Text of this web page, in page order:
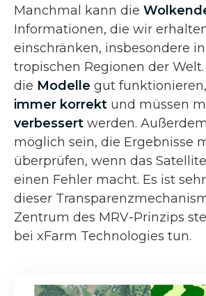
Manchmal kann die
Informationen, die wir
einschränken, insbesondere
tropischen Regionen der
die Modelle gut
immer korrekt und müssen
verbessert werden.
möglich sein, die Ergebnisse
überprüfen, wenn das
einen Fehler macht. Es ist
dieser
Zentrum des MRV-Prinzips
bei xFarm Technologies tun.